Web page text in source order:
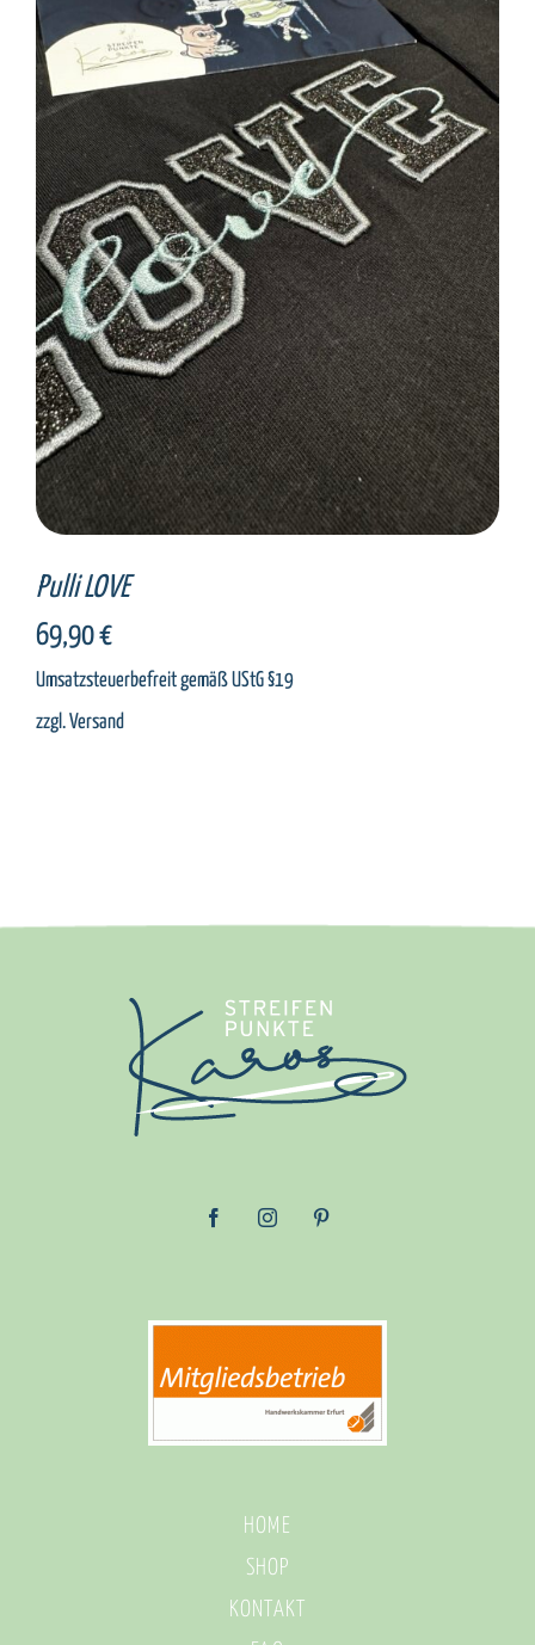
SELECT OPTIONS / DETAILS
Pulli LOVE
69,90€
Umsatzsteuerbefreit gemäß UStG §19
zzgl.Versand
HOME
SHOP
KONTAKT